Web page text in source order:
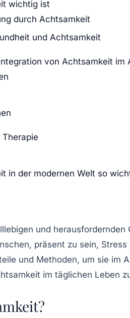
wichtig ist
durch Achtsamkeit
und Achtsamkeit
von Achtsamkeit im
in der modernen Welt so
und
präsent zu sein,
und Methoden, um sie im
im täglichen Leben